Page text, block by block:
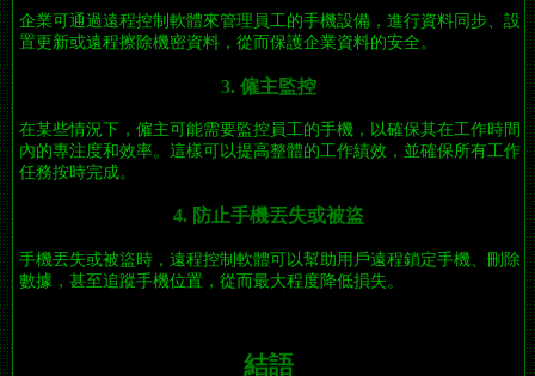
企業可通過遠程控制軟體來管理員工的手機設備，進行資料同步、設
置更新或遠程擦除機密資料，從而保護企業資料的安全。
3. 僱主監控
在某些情況下，僱主可能需要監控員工的手機，以確保其在工作時間
內的專注度和效率。這樣可以提高整體的工作績效，並確保所有工作
任務按時完成。
4. 防止手機丟失或被盜
手機丟失或被盜時，遠程控制軟體可以幫助用戶遠程鎖定手機、刪除
數據，甚至追蹤手機位置，從而最大程度降低損失。
結語